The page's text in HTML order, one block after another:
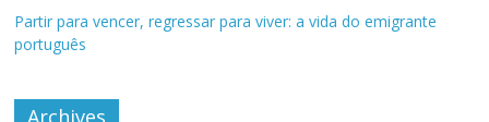
Partir para vencer, regressar para viver: a vida do emigrante
português